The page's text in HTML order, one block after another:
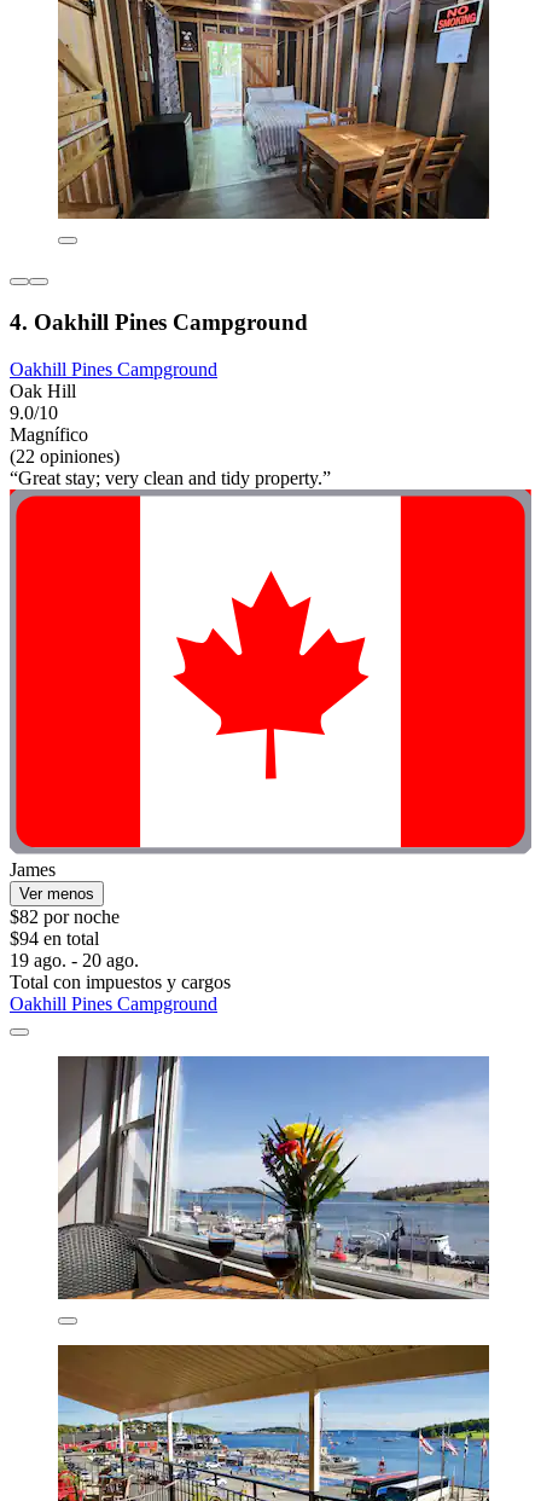
4. Oakhill Pines Campground
Oakhill Pines Campground
Oak Hill
9.0/10
Magnífico
(22 opiniones)
“Great stay; very clean and tidy property.”
James
Ver menos
$82 por noche
$94 en total
19 ago. - 20 ago.
Total con impuestos y cargos
Oakhill Pines Campground